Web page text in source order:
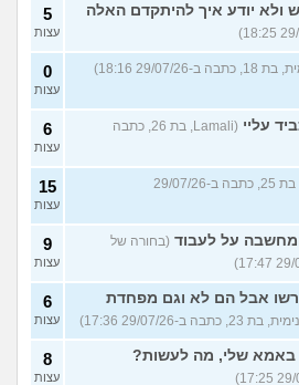
ולא יודע איך להיתקדם האלה 5
עצות
ב-29/07/26 18:16) 0
עצות
עליי
(Lamali, בת 26, כתבה
6
עצות
(אנונימית, בת 25, כתבה ב-29/07/26
15
עצות
על לעבוד (בחורה של
9
עצות
אבל הם לא וגם מפחדת
23, כתבה ב-29/07/26 17:36)
6
עצות
באמא שלי, מה לעשות? 8
עצות